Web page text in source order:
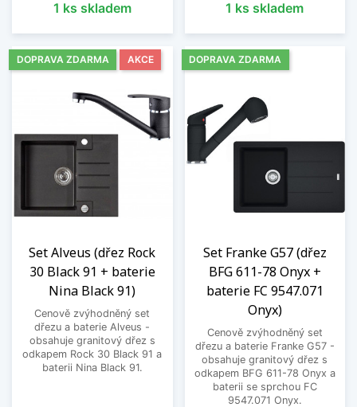
1 ks skladem 1 ks skladem
Set Alveus (dřez Rock
30 Black 91 + baterie
Nina Black 91)
Cenově zvýhodněný set
dřezu a baterie Alveus -
obsahuje granitový dřez s
odkapem Rock 30 Black 91 a
baterii Nina Black 91.
DOPRAVA ZDARMA AKCE
Set Franke G57 (dřez
BFG 611-78 Onyx +
baterie FC 9547.071
Onyx)
Cenově zvýhodněný set
dřezu a baterie Franke G57 -
obsahuje granitový dřez s
odkapem BFG 611-78 Onyx a
baterii se sprchou FC
9547.071 Onyx.
DOPRAVA ZDARMA